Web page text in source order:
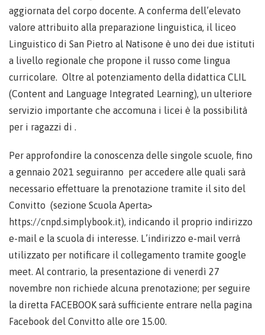
aggiornata del corpo docente. A conferma dell’elevato
valore attribuito alla preparazione linguistica, il liceo
Linguistico di San Pietro al Natisone è uno dei due istituti
a livello regionale che propone il russo come lingua
curricolare. Oltre al potenziamento della didattica CLIL
(Content and Language Integrated Learning), un ulteriore
servizio importante che accomuna i licei è la possibilità
per i ragazzi di .
Per approfondire la conoscenza delle singole scuole, fino
a gennaio 2021 seguiranno per accedere alle quali sarà
necessario effettuare la prenotazione tramite il sito del
Convitto (sezione Scuola Aperta>
https://cnpd.simplybook.it), indicando il proprio indirizzo
e-mail e la scuola di interesse. L’indirizzo e-mail verrà
utilizzato per notificare il collegamento tramite google
meet. Al contrario, la presentazione di venerdì 27
novembre non richiede alcuna prenotazione; per seguire
la diretta FACEBOOK sarà sufficiente entrare nella pagina
Facebook del Convitto alle ore 15.00.